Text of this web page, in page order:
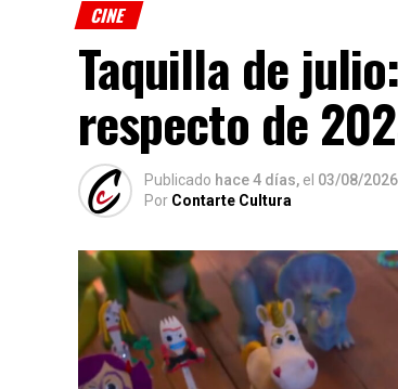
CINE
Taquilla de
respecto de
Publicado hace 4 días, el 03/08/2026
Por Contarte Cultura